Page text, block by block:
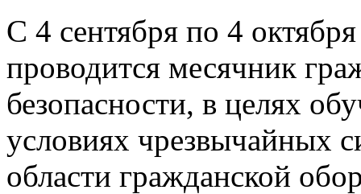
С 4 сентября по 4
проводится месячник
безопасности, в целях
условиях чрезвычайных
области гражданской